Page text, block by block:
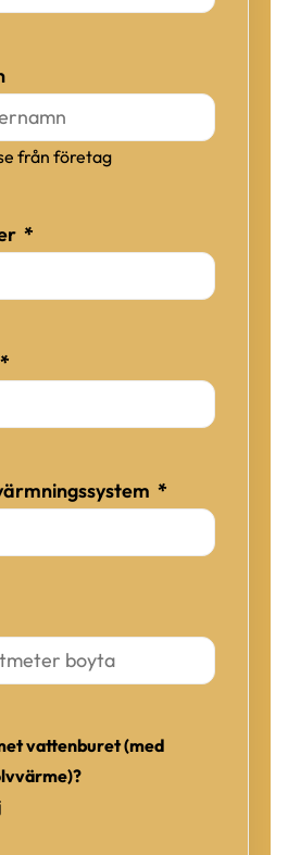
från företag
*
*
*
vattenburet (med
(med element eller golvvärme)?